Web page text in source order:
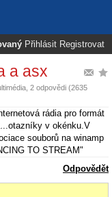
Přihlásit Registrovat
a asx
, 2 odpovědi (2635
rádia pro formát
v okénku.V
souborů na winamp
TO STREAM"
Odpovědět